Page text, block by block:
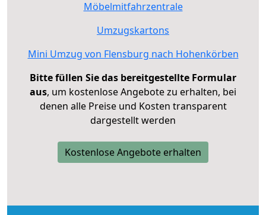
Möbelmitfahrzentrale
Umzugskartons
Mini Umzug von Flensburg nach Hohenkörben
Bitte füllen Sie das bereitgestellte Formular
aus, um kostenlose Angebote zu erhalten, bei
denen alle Preise und Kosten transparent
dargestellt werden
Kostenlose Angebote erhalten